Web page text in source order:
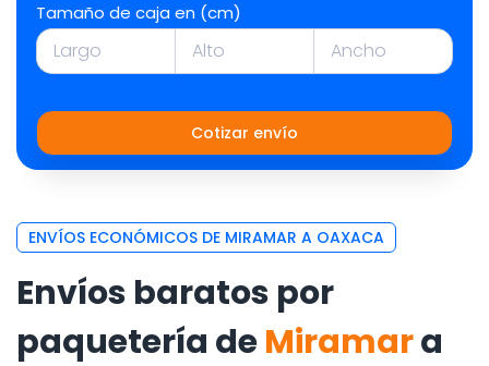
Tamaño de caja en (cm)
Cotizar envío
ENVÍOS ECONÓMICOS DE MIRAMAR A OAXACA
Envíos baratos por
paquetería deMiramara